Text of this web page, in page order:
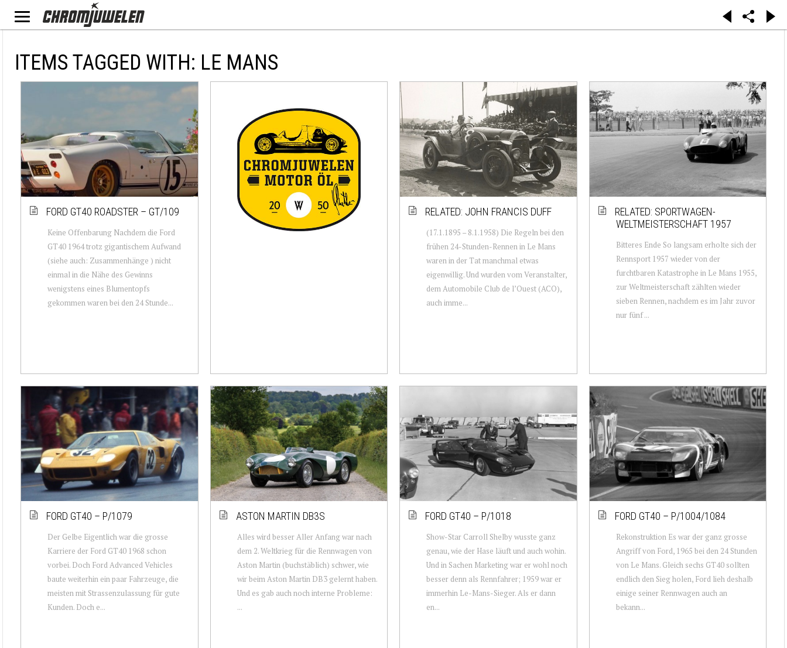
ITEMS TAGGED WITH: LE MANS
FORD GT40 ROADSTER – GT/109
Keine Offenbarung Nachdem die Ford
GT40 1964 trotz gigantischem Aufwand
(siehe auch: Zusammenhänge ) nicht
einmal in die Nähe des Gewinns
wenigstens eines Blumentopfs
gekommen waren bei den 24 Stunde...
RELATED: JOHN FRANCIS DUFF
(17.1.1895 – 8.1.1958) Die Regeln bei den
frühen 24-Stunden-Rennen in Le Mans
waren in der Tat manchmal etwas
eigenwillig. Und wurden vom Veranstalter,
dem Automobile Club de l’Ouest (ACO),
auch imme...
RELATED: SPORTWAGEN-
WELTMEISTERSCHAFT 1957
Bitteres Ende So langsam erholte sich der
Rennsport 1957 wieder von der
furchtbaren Katastrophe in Le Mans 1955,
zur Weltmeisterschaft zählten wieder
sieben Rennen, nachdem es im Jahr zuvor
nur fünf ...
FORD GT40 – P/1079
Der Gelbe Eigentlich war die grosse
Karriere der Ford GT40 1968 schon
vorbei. Doch Ford Advanced Vehicles
baute weiterhin ein paar Fahrzeuge, die
meisten mit Strassenzulassung für gute
Kunden. Doch e...
ASTON MARTIN DB3S
Alles wird besser Aller Anfang war nach
dem 2. Weltkrieg für die Rennwagen von
Aston Martin (buchstäblich) schwer, wie
wir beim Aston Martin DB3 gelernt haben.
Und es gab auch noch interne Probleme:
...
FORD GT40 – P/1018
Show-Star Carroll Shelby wusste ganz
genau, wie der Hase läuft und auch wohin.
Und in Sachen Marketing war er wohl noch
besser denn als Rennfahrer; 1959 war er
immerhin Le-Mans-Sieger. Als er dann
en...
FORD GT40 – P/1004/1084
Rekonstruktion Es war der ganz grosse
Angriff von Ford, 1965 bei den 24 Stunden
von Le Mans. Gleich sechs GT40 sollten
endlich den Sieg holen, Ford lieh deshalb
einige seiner Rennwagen auch an
bekann...